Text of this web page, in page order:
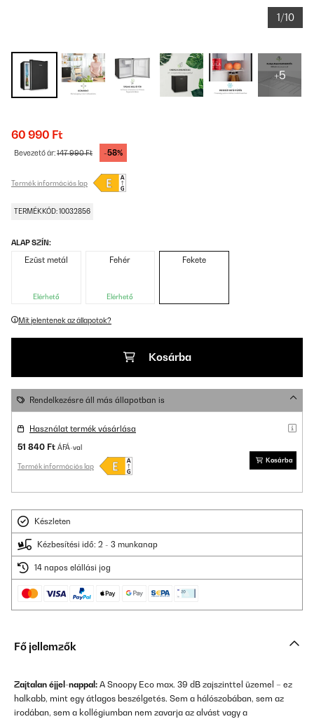
1/10
+5
60 990 Ft
Bevezető ár:147 990 Ft -58%
Termék információs lap
TERMÉKKÓD: 10032856
ALAP SZÍN:
Ezüst metál
Elérhető
Fehér
Elérhető
Fekete
Mit jelentenek az állapotok?
Kosárba
Rendelkezésre áll más állapotban is
Használat termék vásárlása
51 840 Ft ÁFÁ-val
Termék információs lap
Kosárba
Készleten
Kézbesítési idő: 2 - 3 munkanap
14 napos elállási jog
Fő jellemzők
Zajtalan éjjel-nappal: A Snoopy Eco max. 39 dB zajszinttel üzemel – ez
halkabb, mint egy átlagos beszélgetés. Sem a hálószobában, sem az
irodában, sem a kollégiumban nem zavarja az alvást vagy a